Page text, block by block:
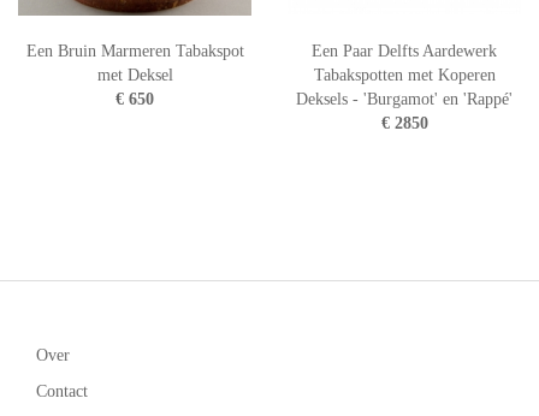
Een Bruin Marmeren Tabakspot
met Deksel
€ 650
Een Paar Delfts Aardewerk
Tabakspotten met Koperen
Deksels - 'Burgamot' en 'Rappé'
€ 2850
Over
Contact